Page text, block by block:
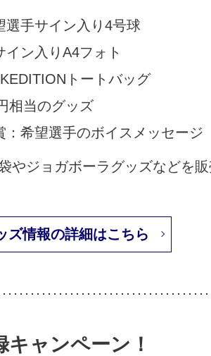
選手サイン入り4号球
イン入りA4フォト
トートバッグ
相当のグッズ
：希望選手のボイスメッセージ
やジョガボーラグッズなどを
ズ情報の詳細はこちら
キャンペーン！